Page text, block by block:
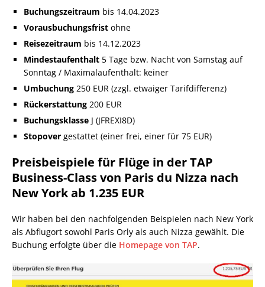
Buchungszeitraum bis 14.04.2023
Vorausbuchungsfrist ohne
Reisezeitraum bis 14.12.2023
Mindestaufenthalt 5 Tage bzw. Nacht von Samstag auf
Sonntag / Maximalaufenthalt: keiner
Umbuchung 250 EUR (zzgl. etwaiger Tarifdifferenz)
Rückerstattung 200 EUR
Buchungsklasse J (JFREXI8D)
Stopover gestattet (einer frei, einer für 75 EUR)
Preisbeispiele für Flüge in der TAP
Business-Class von Paris du Nizza nach
New York ab 1.235 EUR
Wir haben bei den nachfolgenden Beispielen nach New York
als Abflugort sowohl Paris Orly als auch Nizza gewählt. Die
Buchung erfolgte über die Homepage von TAP.